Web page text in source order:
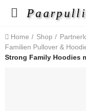
Paarpulli
Home Shop
Familien Pullover &
Strong Family Hoodies